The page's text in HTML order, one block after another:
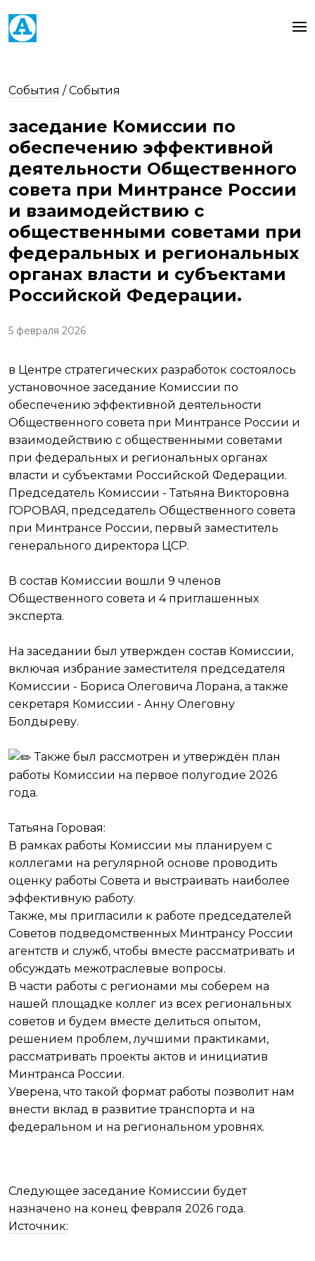
События /События
заседание Комиссии по
обеспечению эффективной
деятельности Общественного
совета при Минтрансе России
и взаимодействию с
общественными советами при
федеральных и региональных
органах власти и субъектами
Российской Федерации.
5 февраля 2026
в Центре стратегических разработок состоялось
установочное заседание Комиссии по
обеспечению эффективной деятельности
Общественного совета при Минтрансе России и
взаимодействию с общественными советами
при федеральных и региональных органах
власти и субъектами Российской Федерации.
Председатель Комиссии - Татьяна Викторовна
ГОРОВАЯ, председатель Общественного совета
при Минтрансе России, первый заместитель
генерального директора ЦСР.
В состав Комиссии вошли 9 членов
Общественного совета и 4 приглашенных
эксперта.
На заседании был утвержден состав Комиссии,
включая избрание заместителя председателя
Комиссии - Бориса Олеговича Лорана, а также
секретаря Комиссии - Анну Олеговну
Болдыреву.
Также был рассмотрен и утверждён план
работы Комиссии на первое полугодие 2026
года.
Татьяна Горовая:
В рамках работы Комиссии мы планируем с
коллегами на регулярной основе проводить
оценку работы Совета и выстраивать наиболее
эффективную работу.
Также, мы пригласили к работе председателей
Советов подведомственных Минтрансу России
агентств и служб, чтобы вместе рассматривать и
обсуждать межотраслевые вопросы.
В части работы с регионами мы соберем на
нашей площадке коллег из всех региональных
советов и будем вместе делиться опытом,
решением проблем, лучшими практиками,
рассматривать проекты актов и инициатив
Минтранса России.
Уверена, что такой формат работы позволит нам
внести вклад в развитие транспорта и на
федеральном и на региональном уровнях.
Следующее заседание Комиссии будет
назначено на конец февраля 2026 года.
Источник: